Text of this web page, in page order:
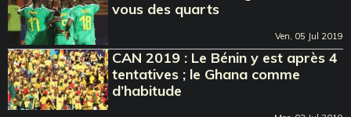
vous des quarts
Ven, 05 Jul 2019
CAN 2019 : Le Bénin y est après 4
tentatives ; le Ghana comme
d’habitude